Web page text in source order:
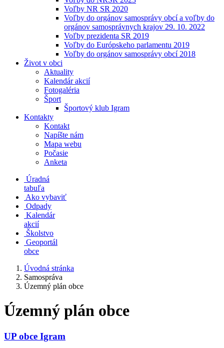
Voľby NR SR 2020
Voľby do orgánov samosprávy obcí a voľby do
orgánov samosprávnych krajov 29. 10. 2022
Voľby prezidenta SR 2019
Voľby do Európskeho parlamentu 2019
Voľby do orgánov samosprávy obcí 2018
Život v obci
Aktuality
Kalendár akcií
Fotogaléria
Šport
Športový klub Igram
Kontakty
Kontakt
Napíšte nám
Mapa webu
Počasie
Anketa
Úradná
tabuľa
Ako vybaviť
Odpady
Kalendár
akcií
Školstvo
Geoportál
obce
Úvodná stránka
Samospráva
Územný plán obce
Územný plán obce
UP obce Igram